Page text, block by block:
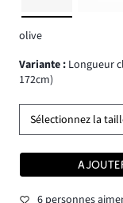
olive
Variante : Longueur
172cm)
Sélectionnez la